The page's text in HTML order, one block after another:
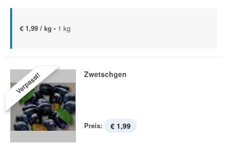
€ 1,99 / kg - 1 kg
Verpasst! Zwetschgen
Preis: € 1,99